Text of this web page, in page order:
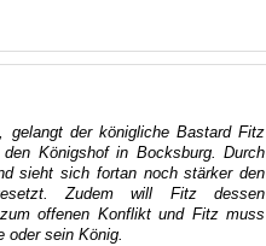
gelangt der königliche Bastard Fitz
Königshof in Bocksburg. Durch
sieht sich fortan noch stärker den
Zudem will Fitz dessen
offenen Konflikt und Fitz muss
oder sein König.